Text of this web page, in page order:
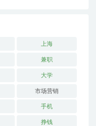
上海
兼职
大学
市场营销
手机
挣钱